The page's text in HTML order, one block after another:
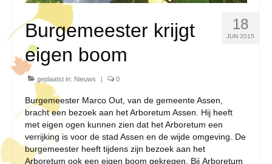
18
JUN 2015
Burgemeester krijgt
eigen boom
geplaatst in: Nieuws | 0
Burgemeester Marco Out, van de gemeente Assen,
bracht een bezoek aan het Arboretum Assen. Hij heeft
met eigen ogen kunnen zien dat het Arboretum een
verrijking is voor de stad Assen en de wijde omgeving. De
burgemeester heeft tijdens zijn bezoek aan het
Arboretum ook een eigen boom gekregen. Bij Arboretum